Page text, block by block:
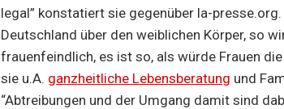
legal” konstatiert sie gegenüber la-
Deutschland über den weiblichen Körper, so
frauenfeindlich, es ist so, als würde Frauen
sie u.A. ganzheitliche Lebensberatung und
“Abtreibungen und der Umgang damit sind